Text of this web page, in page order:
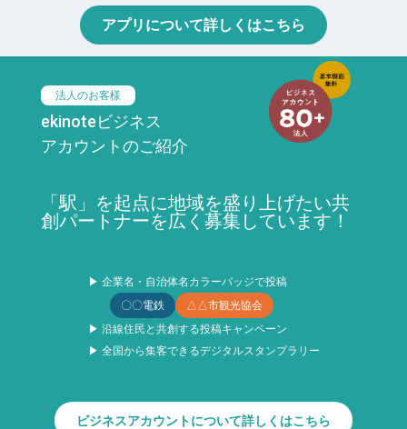
アプリについて詳しくはこちら
法人のお客様
ekinoteビジネス
アカウントのご紹介
「駅」を起点に地域を盛り上げたい共
創パートナーを広く募集しています！
▶ 企業名・自治体名カラーバッジで投稿
〇〇電鉄
△△市観光協会
▶ 沿線住民と共創する投稿キャンペーン
▶ 全国から集客できるデジタルスタンプラリー
ビジネスアカウントについて詳しくはこちら